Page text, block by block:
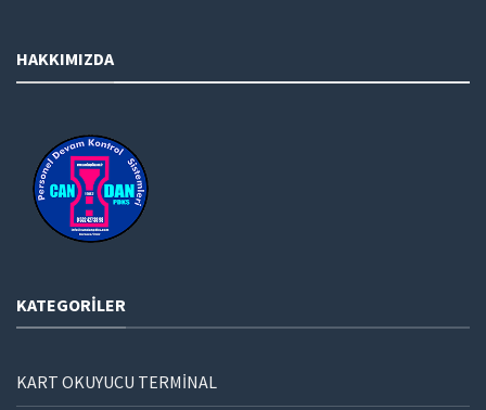
HAKKIMIZDA
KATEGORILER
KART OKUYUCU TERMİNAL